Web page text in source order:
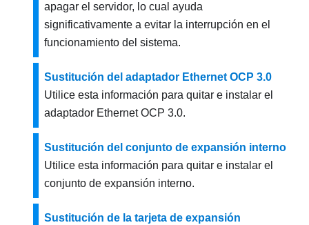
apagar el servidor, lo cual ayuda
significativamente a evitar la interrupción en el
funcionamiento del sistema.
Sustitución del adaptador Ethernet OCP 3.0
Utilice esta información para quitar e instalar el
adaptador Ethernet OCP 3.0.
Sustitución del conjunto de expansión interno
Utilice esta información para quitar e instalar el
conjunto de expansión interno.
Sustitución de la tarjeta de expansión